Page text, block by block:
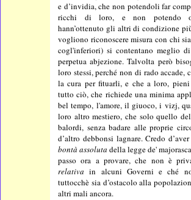
e d’invidia, che non potendoli far
ricchi di loro, e non potendo
hann’ottenuto gli altri di condizione
vogliono riconoscere misura con chi
cogl'inferiori) si contentano meglio
perpetua abjezione. Talvolta però
loro stessi, perché non di rado accade,
la cura per fituarli, e che a loro,
tutto ciò, che richiede una minima
bel tempo, l'amore, il giuoco, i vizj,
loro altro mestiero, che solo quello
balordi, senza badare alle proprie
d’altro debbonsi lagnare. Credo
bontà assoluta della legge de'
passo ora a provare, che non è
relativa in alcuni Governi e ché
tuttocchè sia d’ostacolo alla
altri mali ancora.